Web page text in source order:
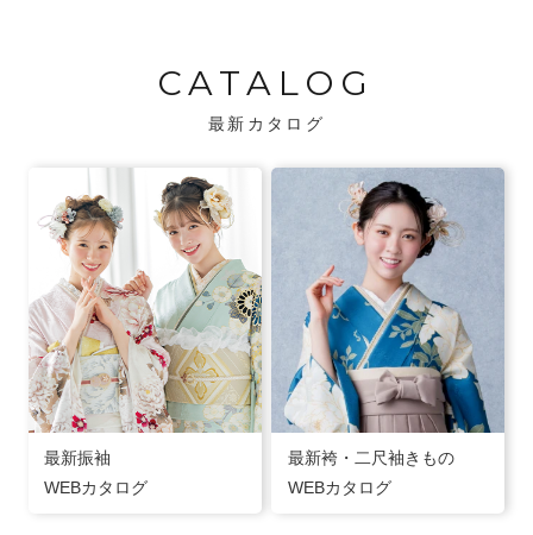
・振袖コンシェルジュが、振袖に合う小物や
バッグでお嬢様らしいコーディネートをご
CATALOG
最新カタログ
最新振袖
WEBカタログ
最新袴・二尺袖きもの
WEBカタログ